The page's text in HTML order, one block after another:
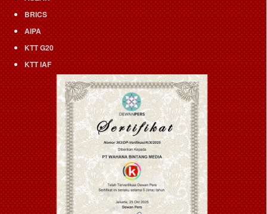
BRICS
AIPA
KTT G20
KTT IAF